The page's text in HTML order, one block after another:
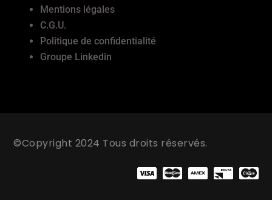
Mentions légales
C.G.U.
Politique de confidentialité
Groupe Linkedin
©Copyright 2024 Tous droits réservés.